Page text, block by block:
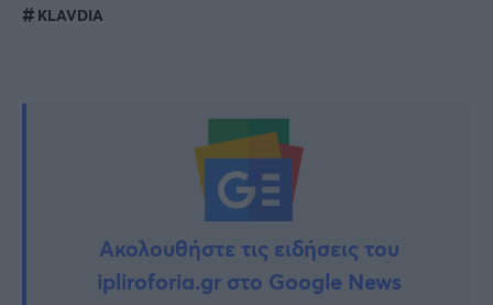
KLAVDIA
Ακολουθήστε τις ειδήσεις του
ipliroforia.gr στο Google News